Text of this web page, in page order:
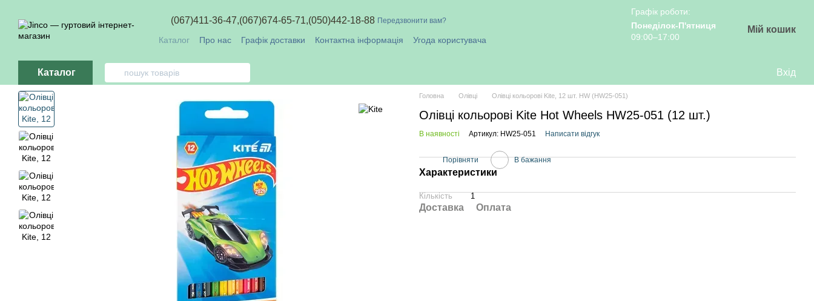
(067)411-36-47,(067)674-65-71,(050)442-18-88 Передзвонити вам?
Каталог Про нас Графік доставки Контактна інформація
Угода користувача
Графік роботи:
Понеділок-П'ятниця
09:00–17:00
Мій кошик
Каталог Вхід
Головна Олівці Олівці кольорові Kite, 12 шт. HW (HW25-051)
Олівці кольорові Kite Hot Wheels HW25-051 (12 шт.)
В наявності Артикул: HW25-051 Написати відгук
Порівняти В бажання
Характеристики
Кількість 1
Доставка Оплата